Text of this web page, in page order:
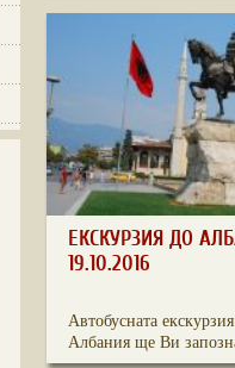
ЕКСКУРЗИЯ ДО
19.10.2016
Автобусната
Албания ще Ви